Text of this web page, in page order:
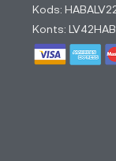
Kods:
Konts: